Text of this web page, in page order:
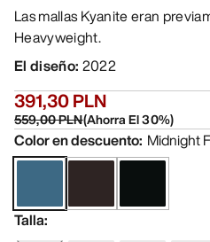
Las mallas Kyanite eran
Heavyweight.
El diseño: 2022
391,30 PLN
559,00 PLN(Ahorra El30%)
Color en descuento: Midnight
Talla: